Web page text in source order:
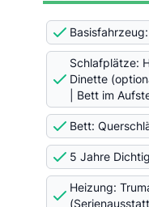
Schlafplätze:
Dinette
| Bett im
Bett:
5 Jahre
Heizung: